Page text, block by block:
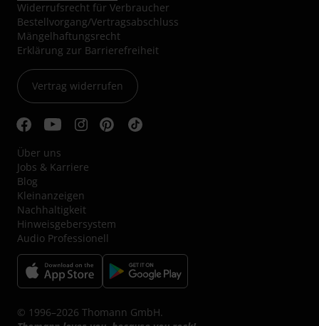
Widerrufsrecht für Verbraucher
Bestellvorgang/Vertragsabschluss
Mängelhaftungsrecht
Erklärung zur Barrierefreiheit
Vertrag widerrufen
Über uns
Jobs & Karriere
Blog
Kleinanzeigen
Nachhaltigkeit
Hinweisgebersystem
Audio Professionell
© 1996–2026 Thomann GmbH.